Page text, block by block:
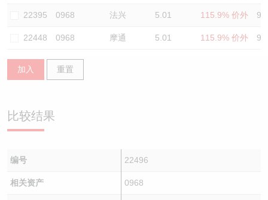
22395 0968 法兴 5.01 115.9% 价外
22448 0968 摩通 5.01 115.9% 价外
加入 重置
比较结果
编号 22496
相关资产 0968
认股证/牛熊证日志
认股证文件及公告
牛熊证到期结算价查找
牛熊证分析仪
牛熊证文件及公告
牛熊证文件及公告 (瑞信)
中资ETFs溢价比较
AH 股价对照
ADR
收市竞价变化